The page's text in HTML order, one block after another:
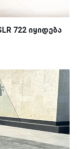
722 იყიდება